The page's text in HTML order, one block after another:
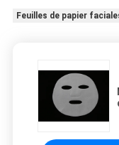
Feuilles de papier